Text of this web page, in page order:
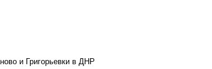
и Григорьевки в ДНР